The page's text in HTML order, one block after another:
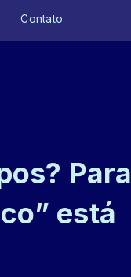
Contato
Para
está